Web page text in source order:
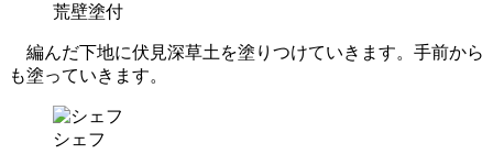
荒壁塗付
編んだ下地に伏見深草土を塗りつけていきます。手前から
も塗っていきます。
シェフ